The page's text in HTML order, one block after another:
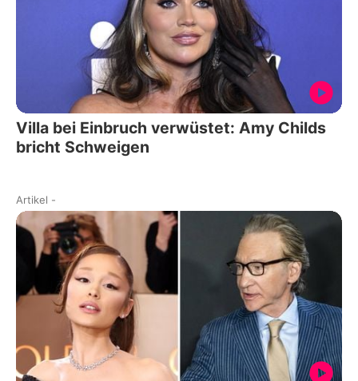
Villa bei Einbruch verwüstet: Amy Childs
bricht Schweigen
Artikel -